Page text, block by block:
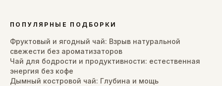
ПОПУЛЯРНЫЕ ПОДБОРКИ
Фруктовый и ягодный чай: Взрыв натуральной
свежести без ароматизаторов
Чай для бодрости и продуктивности: естественная
энергия без кофе
Дымный костровой чай: Глубина и мощь